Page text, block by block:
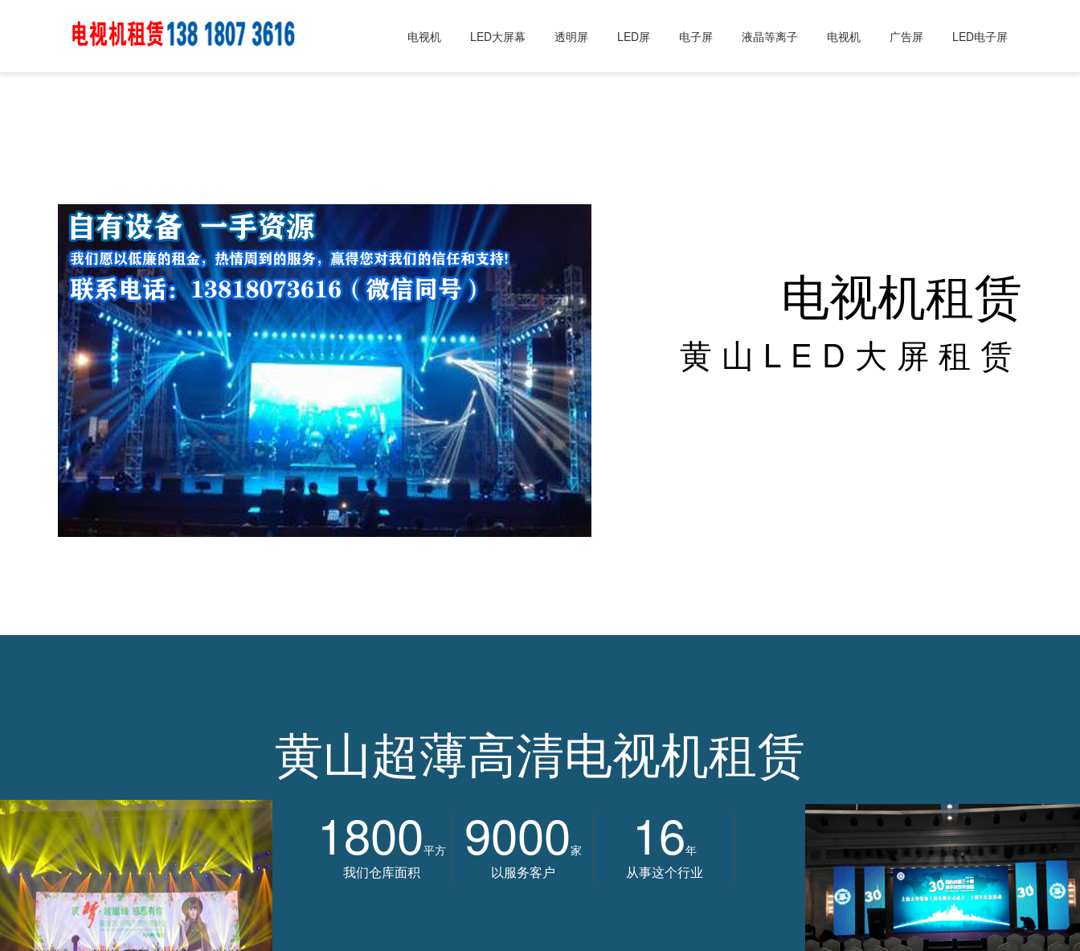
电视机 LED大屏幕 透明屏 LED屏 电子屏 液晶等离子 电视机 广告屏 LED电子屏
电视机租赁
黄山LED大屏租赁
黄山超薄高清电视机租赁
1800平方
我们仓库面积
9000家
以服务客户
16年
从事这个行业